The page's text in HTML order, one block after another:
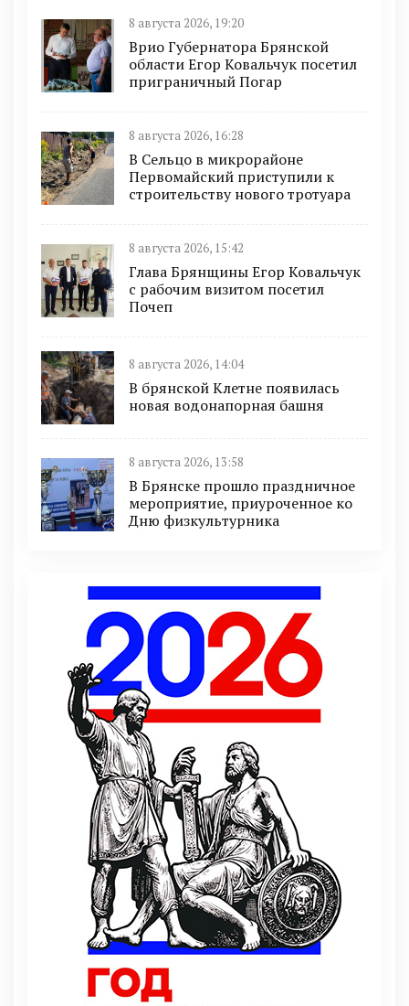
8 августа 2026, 19:20
Врио Губернатора Брянской
области Егор Ковальчук посетил
приграничный Погар
8 августа 2026, 16:28
В Сельцо в микрорайоне
Первомайский приступили к
строительству нового тротуара
8 августа 2026, 15:42
Глава Брянщины Егор Ковальчук
с рабочим визитом посетил
Почеп
8 августа 2026, 14:04
В брянской Клетне появилась
новая водонапорная башня
8 августа 2026, 13:58
В Брянске прошло праздничное
мероприятие, приуроченное ко
Дню физкультурника